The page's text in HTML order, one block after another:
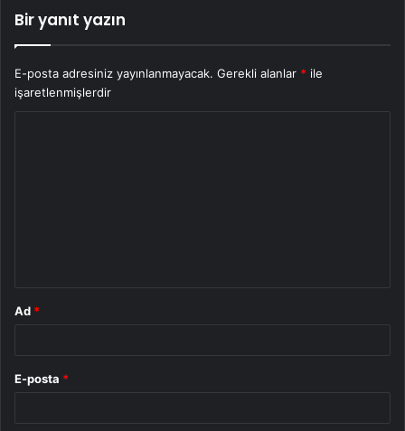
Bir yanıt yazın
E-posta adresiniz yayınlanmayacak. Gerekli alanlar * ile
işaretlenmişlerdir
Ad *
E-posta *